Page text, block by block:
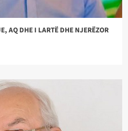
AQ DHE I LARTË DHE NJERËZOR